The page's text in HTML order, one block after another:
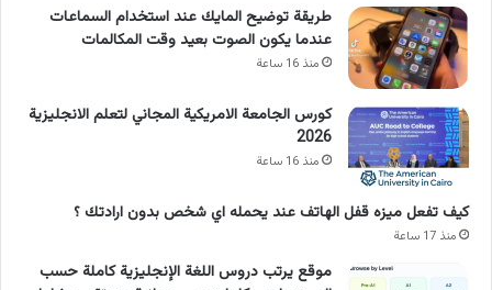
طريقة توضيح المايك عند استخدام السماعات
عندما يكون الصوت بعيد وقت المكالمات
منذ 16 ساعة
كورس الجامعة الامريكية المجاني لتعلم الانجليزية
2026
منذ 16 ساعة
كيف تفعل ميزه قفل الهاتف عند يحمله اي شخص بدون ارادتك ؟
منذ 17 ساعة
موقع يرتب دروس اللغة الإنجليزية كاملة حسب